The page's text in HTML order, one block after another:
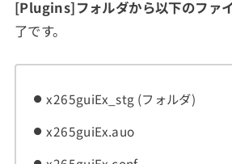
[Plugins]フォルダから以下のファ
了です。
x265guiEx_stg (フォルダ)
x265guiEx.auo